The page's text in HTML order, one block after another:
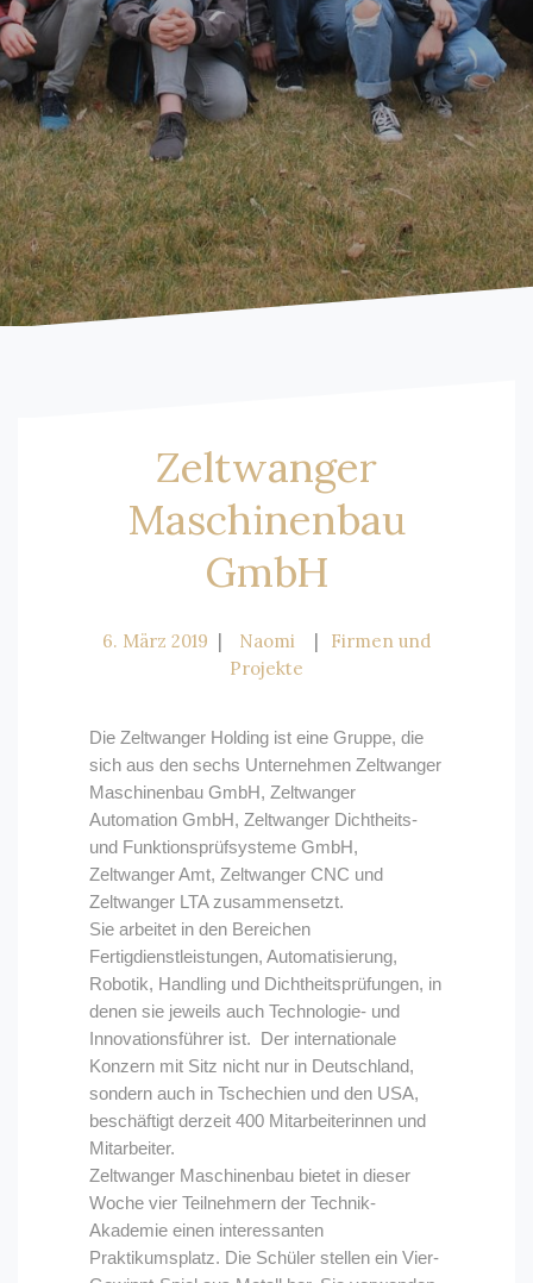
Zeltwanger
Maschinenbau
GmbH
6. März 2019 Naomi
Firmen und
Projekte
Die Zeltwanger Holding ist eine Gruppe, die
sich aus den sechs Unternehmen Zeltwanger
Maschinenbau GmbH, Zeltwanger
Automation GmbH, Zeltwanger Dichtheits-
und Funktionsprüfsysteme GmbH,
Zeltwanger Amt, Zeltwanger CNC und
Zeltwanger LTA zusammensetzt.
Sie arbeitet in den Bereichen
Fertigdienstleistungen, Automatisierung,
Robotik, Handling und Dichtheitsprüfungen, in
denen sie jeweils auch Technologie- und
Innovationsführer ist. Der internationale
Konzern mit Sitz nicht nur in Deutschland,
sondern auch in Tschechien und den USA,
beschäftigt derzeit 400 Mitarbeiterinnen und
Mitarbeiter.
Zeltwanger Maschinenbau bietet in dieser
Woche vier Teilnehmern der Technik-
Akademie einen interessanten
Praktikumsplatz. Die Schüler stellen ein Vier-